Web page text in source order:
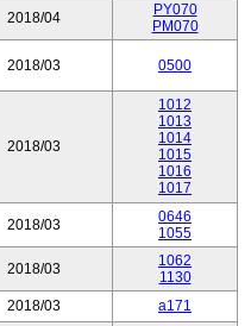
2018/04
PY070
PM070
2018/03 0500
2018/03
1012
1013
1014
1015
1016
1017
2018/03
0646
1055
2018/03
1062
1130
2018/03 a171